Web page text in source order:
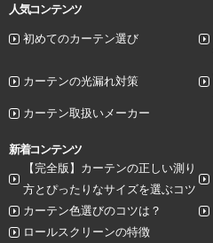
人気コンテンツ
初めてのカーテン選び
カーテンの光漏れ対策
カーテン取扱いメーカー
新着コンテンツ
【完全版】カーテンの正しい測り
方とぴったりなサイズを選ぶコツ
カーテン色選びのコツは？
ロールスクリーンの特徴